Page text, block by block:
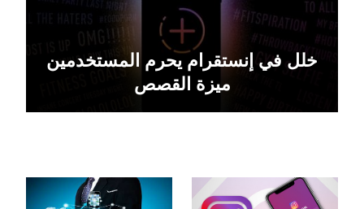
خلل في إنستقرام يحرم المستخدمين
ميزة القصص